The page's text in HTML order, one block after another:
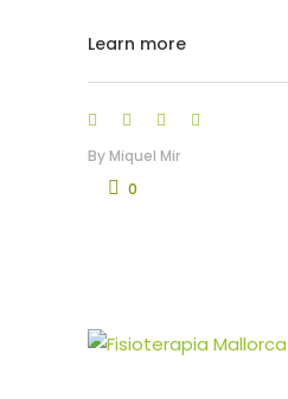
Learn more
By Miquel Mir
0